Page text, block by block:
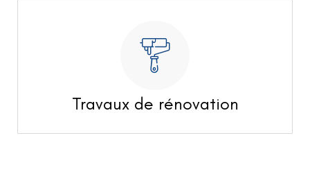
Travaux de rénovation